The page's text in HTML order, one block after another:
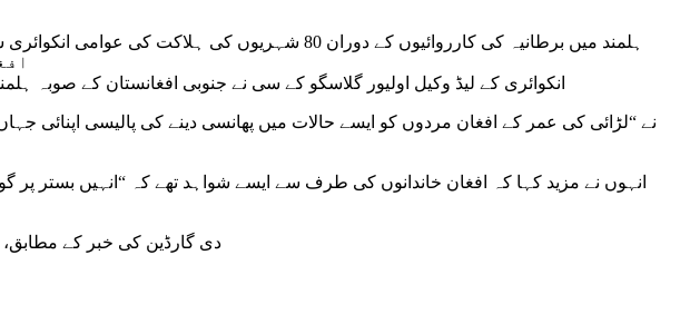
انکوائری کے لیڈ وکیل اولیور گلاسگو کے سی نے جنوبی افغانستان کے صوبہ ہلمند میں
انہوں نے مزید کہا کہ افغان خاندانوں کی طرف سے ایسے شواہد تھے کہ “انہیں بستر
دی گارڈین کی خبر کے مطابق، ایک چھاپہ